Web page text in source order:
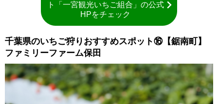
ト「一宮観光いちご組合」の公式
HPをチェック
千葉県のいちご狩りおすすめスポット⑯【鋸南町】
ファミリーファーム保田